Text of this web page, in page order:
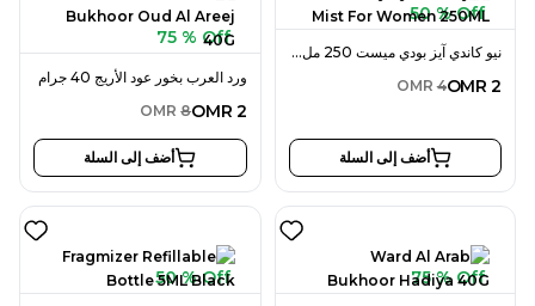
50 % Off
نيو كاندي آيز بودي ميست 250 مل للنساء
OMR 2
OMR 4
أضف إلى السلة
75 % Off
ورد العرب بخور عود الأريج 40 جرام
OMR 2
OMR 8
أضف إلى السلة
75 % Off
50 % Off